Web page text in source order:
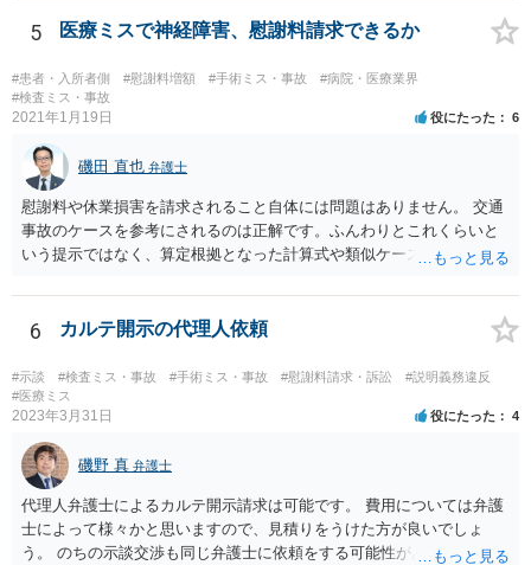
5 医療ミスで神経障害、慰謝料請求できるか
#患者・入所者側 #慰謝料増額 #手術ミス・事故
#病院・医療業界
#検査ミス・事故
2021年1月19日 役にたった 6
磯田 直也 弁護士
慰謝料や休業損害を請求されること自体には問題はありません。 交通
事故のケースを参考にされるのは正解です。ふんわりとこれくらいと
いう提示ではなく、算定根拠となった計算式や類似ケースでの裁判所
面、針刺し事故については医療者側の故意や過失がないと思われるケ
ースが多く、早期解決のためにある程度の減額等があることはやむを
などには、弁護士へのご依頼も検討されるべきかと思います。 弁護士
への依頼が必要になる際に備えて、また現時点でのアドバイス等をも
らうために、一度法律事務所にご相談されておいても良いかも知れま
せん。
6 カルテ開示の代理人依頼
#示談 #検査ミス・事故 #手術ミス・事故 #慰謝料請求・訴訟
#説明義務違反
#医療ミス
2023年3月31日 役にたった 4
磯野 真 弁護士
代理人弁護士によるカルテ開示請求は可能です。 費用については弁護
士によって様々かと思いますので、見積りをうけた方が良いでしょ
う。 のちの示談交渉も同じ弁護士に依頼をする可能性がある場合に